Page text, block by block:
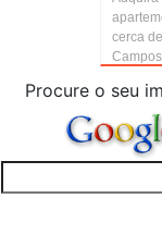
cerca
Procure o seu